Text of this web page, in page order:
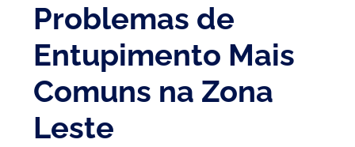
Problemas de
Entupimento Mais
Comuns na Zona
Leste